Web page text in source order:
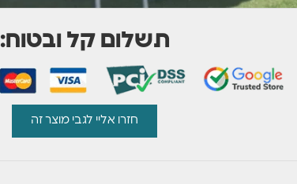
תשלום קל ובטוח:
חזרו אליי לגבי מוצר זה